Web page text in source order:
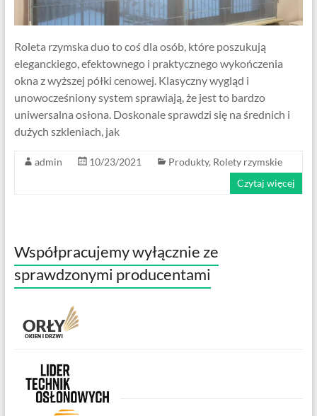
Roleta rzymska duo to coś dla osób, które poszukują
eleganckiego, efektownego i praktycznego wykończenia
okna z wyższej półki cenowej. Klasyczny wygląd i
unowocześniony system sprawiają, że jest to bardzo
uniwersalna osłona. Doskonale sprawdzi się na średnich i
dużych szkleniach, jak
admin 10/23/2021 Produkty, Rolety rzymskie
Czytaj więcej
Współpracujemy wyłącznie ze
sprawdzonymi producentami